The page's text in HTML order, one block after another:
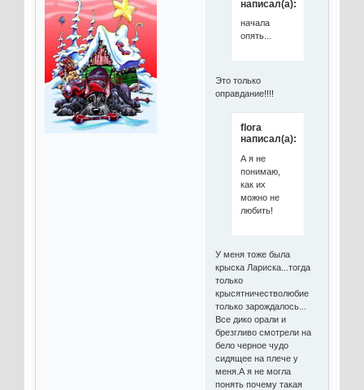
написал(а):
начала
опять...
Это только
оправдание!!!!
flora
написал(а):
А я не
понимаю,
как их
можно не
любить!
У меня тоже была
крыска Лариска...тогда
только
крысятничестволюбие
только зарождалось...
Все дико орали и
брезгливо смотрели на
бело черное чудо
сидящее на плече у
меня.А я не могла
понять почему такая